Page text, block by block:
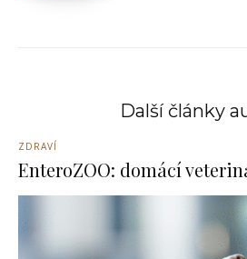
Další články
ZDRAVÍ
EnteroZOO: domácí